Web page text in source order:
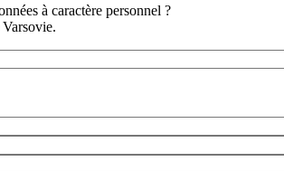
à caractère personnel ?